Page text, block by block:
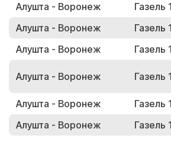
Алушта - Воронеж Газель
Алушта - Воронеж
Газель
Алушта - Воронеж
Газель
Алушта - Воронеж Газель
Алушта - Воронеж Газель
Алушта - Воронеж
Газель